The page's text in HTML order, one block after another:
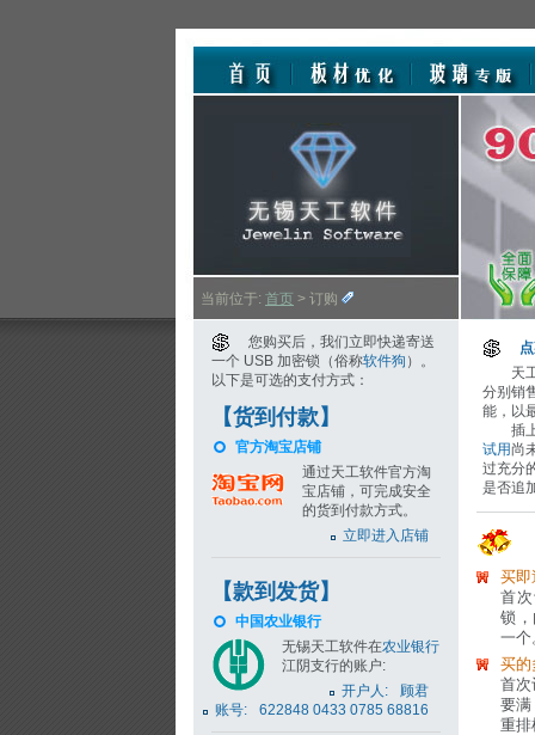
当前位于: 首页 > 订购
您购买后，我们立即快递寄送
一个 USB 加密锁（俗称软件狗 ）。
以下是可选的支付方式：
【货到付款】
官方淘宝店铺
通过天工软件官方淘
宝店铺，可完成安全
的货到付款方式。
立即进入店铺
【款到发货】
中国农业银行
无锡天工软件在农业银行
江阴支行的账户:
开户人:
顾君
账号:
622848 0433 0785 68816
天
分别销
能，以
插
试用尚
过充分
是否追
买即
首
锁
一个
买的
首次
要
重排